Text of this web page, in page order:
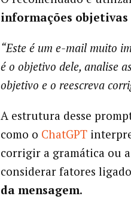
informações objetivas
“Este é um e-mail muito
é o objetivo dele, analise
objetivo e o reescreva
A estrutura desse
como o ChatGPT
corrigir a gramática ou
considerar fatores
da mensagem.